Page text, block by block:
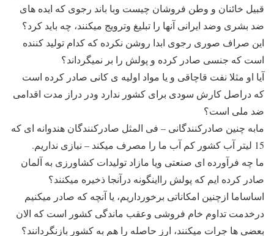
قبیل خائنان و وطن فروشان چیست وبا باند رجوی که ایده های
ضد بشری وضد ایرانی آنها را تبلیغ وترویج میکنند، چه باید کرد؟
این صراف صوری رجوی ابدا روشن نکرده که کدام تولید کننده
است که جنسی صادر کرده و پولش را بر نمیگرداند؟
آیا او مثلا نفت قاچاقی و یا مواد اولیه ی کانی صادر کرده است
که دراصل کارش سودی برای کشور ندارد ودر دراز مدت اقدامی
ضد ملی است؟
مابه چنین صادرکنندگانی – فی المثل صادرکنندگان هندوانه ای که
15 لیتر آب کشور کم آب ما را مصرف میکند – نیازی نداریم.
ما چه فرآورده ای صنعتی ویا مازاد تولیدات کشاورزی به آلمان
صادر کرده ایم که پولش رااینگونه درآنجا ذخیره میکنند؟
اساساما ازچنین امکاناتی برخورداریم، یا آنچه که صادر میکنیم
درخدمت تداوم خام فروشی وعقب ماندگی کشور است که الان
بعضی ها جرات میکنند، ارز حاصله را هم به کشور بازنگردانند؟